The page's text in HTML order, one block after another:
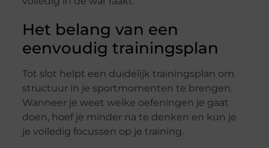
Het belang van een
eenvoudig trainingsplan
Tot slot helpt een duidelijk trainingsplan om
structuur in je sportmomenten te brengen.
Wanneer je weet welke oefeningen je gaat
doen, hoef je minder na te denken en kun je
je volledig focussen op je training.